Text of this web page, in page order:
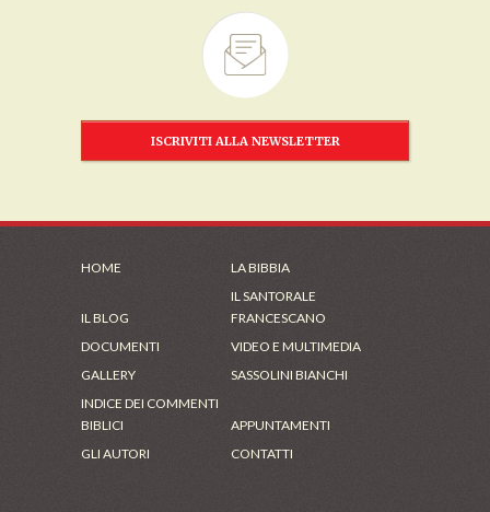
ISCRIVITI ALLA NEWSLETTER
HOME LA BIBBIA
IL BLOG
IL SANTORALE
FRANCESCANO
DOCUMENTI
VIDEO E MULTIMEDIA
GALLERY
SASSOLINI BIANCHI
INDICE DEI COMMENTI
BIBLICI
APPUNTAMENTI
GLI AUTORI
CONTATTI